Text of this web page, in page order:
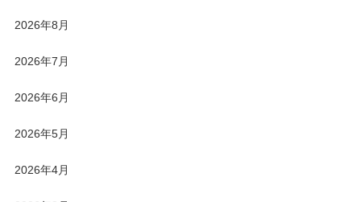
2026年8月
2026年7月
2026年6月
2026年5月
2026年4月